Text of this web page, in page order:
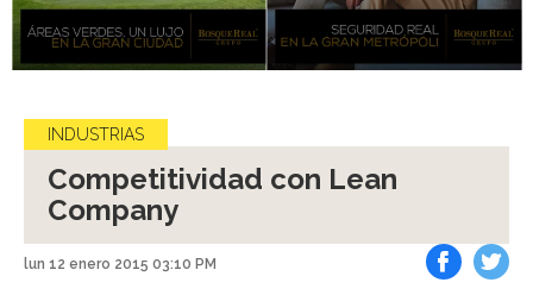
INDUSTRIAS
Competitividad con Lean
Company
lun 12 enero 2015 03:10 PM